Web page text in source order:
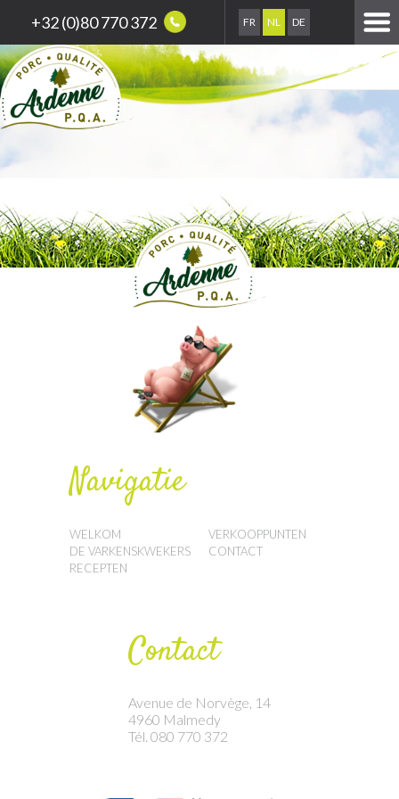
+32 (0)80 770 372 FR NL DE
Navigatie
WELKOM
DE VARKENSKWEKERS
RECEPTEN
VERKOOPPUNTEN
CONTACT
Contact
Avenue de Norvège, 14
4960 Malmedy
Tél. 080 770 372